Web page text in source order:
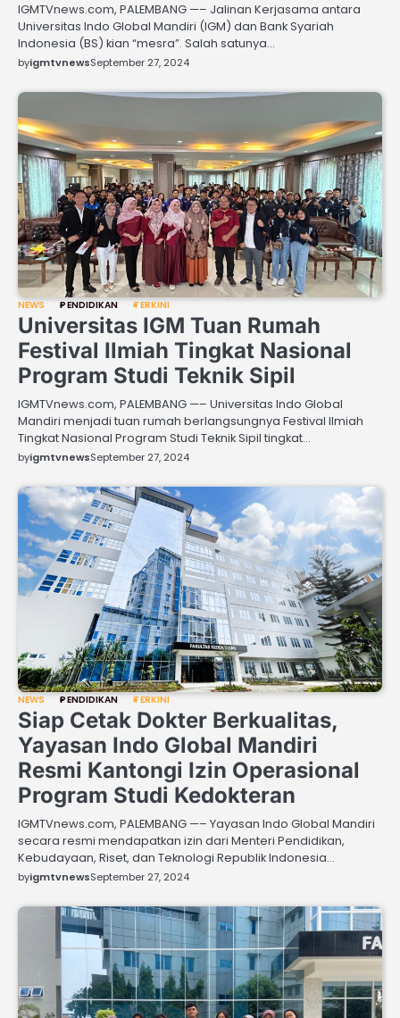
IGMTVnews.com, PALEMBANG —– Jalinan Kerjasama antara
Universitas Indo Global Mandiri (IGM) dan Bank Syariah
Indonesia (BS) kian “mesra”. Salah satunya…
byigmtvnewsSeptember 27, 2024
NEWS PENDIDIKAN TERKINI
Universitas IGM Tuan Rumah
Festival Ilmiah Tingkat Nasional
Program Studi Teknik Sipil
IGMTVnews.com, PALEMBANG —– Universitas Indo Global
Mandiri menjadi tuan rumah berlangsungnya Festival Ilmiah
Tingkat Nasional Program Studi Teknik Sipil tingkat…
byigmtvnewsSeptember 27, 2024
NEWS PENDIDIKAN TERKINI
Siap Cetak Dokter Berkualitas,
Yayasan Indo Global Mandiri
Resmi Kantongi Izin Operasional
Program Studi Kedokteran
IGMTVnews.com, PALEMBANG —– Yayasan Indo Global Mandiri
secara resmi mendapatkan izin dari Menteri Pendidikan,
Kebudayaan, Riset, dan Teknologi Republik Indonesia…
byigmtvnewsSeptember 27, 2024